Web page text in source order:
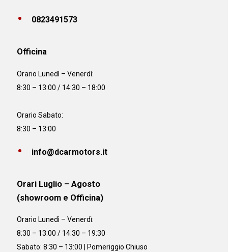
0823491573
Officina
Orario Lunedì – Venerdì:
8:30 – 13:00 / 14:30 – 18:00
Orario Sabato:
8:30 – 13:00
info@dcarmotors.it
Orari Luglio – Agosto
(showroom e Officina)
Orario Lunedì – Venerdì:
8:30 – 13:00 / 14:30 – 19:30
Sabato: 8:30 – 13:00 | Pomeriggio Chiuso